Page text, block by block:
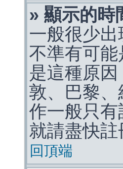
» 顯示的時
一般很少
不準有可
是這種原
敦、巴黎
作一般只
就請盡快註
回頂端